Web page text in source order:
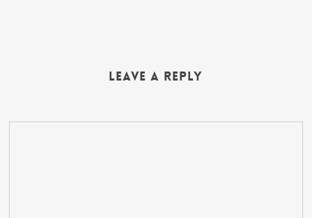
Leave a Reply